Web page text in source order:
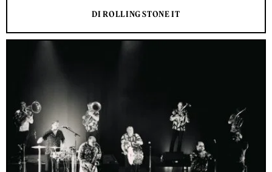
DI ROLLING STONE IT